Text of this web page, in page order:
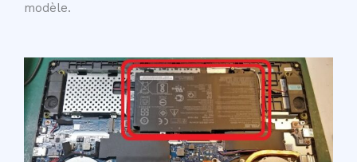
modèle.